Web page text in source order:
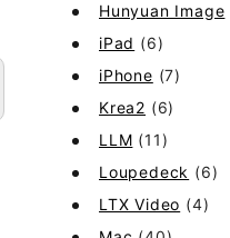
Hunyuan Image
iPad (6)
iPhone (7)
Krea2 (6)
LLM (11)
Loupedeck (6)
LTX Video (4)